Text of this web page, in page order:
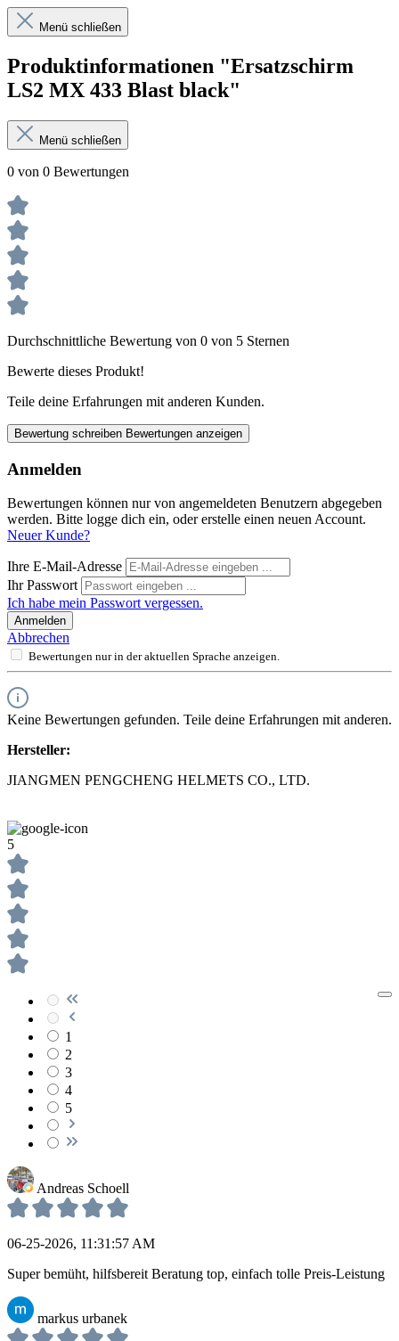
Menü schließen
Produktinformationen "Ersatzschirm
LS2 MX 433 Blast black"
Menü schließen
0 von 0 Bewertungen
Durchschnittliche Bewertung von 0 von 5 Sternen
Bewerte dieses Produkt!
Teile deine Erfahrungen mit anderen Kunden.
Bewertung schreiben Bewertungen anzeigen
Anmelden
Bewertungen können nur von angemeldeten Benutzern abgegeben
werden. Bitte logge dich ein, oder erstelle einen neuen Account.
Neuer Kunde?
Ihre E-Mail-Adresse
Ihr Passwort
Ich habe mein Passwort vergessen.
Anmelden
Abbrechen
Bewertungen nur in der aktuellen Sprache anzeigen.
Keine Bewertungen gefunden. Teile deine Erfahrungen mit anderen.
Hersteller:
JIANGMEN PENGCHENG HELMETS CO., LTD.
5
1
2
3
4
5
Andreas Schoell
06-25-2026, 11:31:57 AM
Super bemüht, hilfsbereit Beratung top, einfach tolle Preis-Leistung
markus urbanek